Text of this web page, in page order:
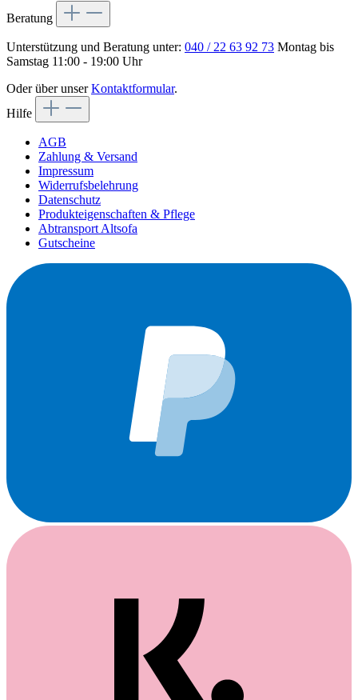
Beratung
Unterstützung und Beratung unter: 040 / 22 63 92 73 Montag bis
Samstag 11:00 - 19:00 Uhr
Oder über unserKontaktformular.
Hilfe
AGB
Zahlung & Versand
Impressum
Widerrufsbelehrung
Datenschutz
Produkteigenschaften & Pflege
Abtransport Altsofa
Gutscheine